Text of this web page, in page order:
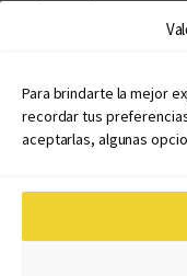
Para brindarte la mejor
recordar tus
aceptarlas, algunas
Políticas de
Políticas de
Atribuciones